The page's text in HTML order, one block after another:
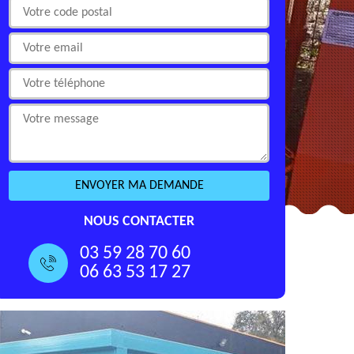
NOUS CONTACTER
03 59 28 70 60
06 63 53 17 27